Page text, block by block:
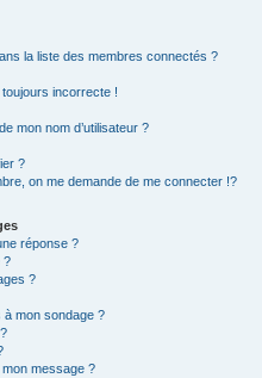
la liste des membres connectés ?
toujours incorrecte !
mon nom d’utilisateur ?
?
on me demande de me connecter !?
réponse ?
?
?
à mon sondage ?
message ?